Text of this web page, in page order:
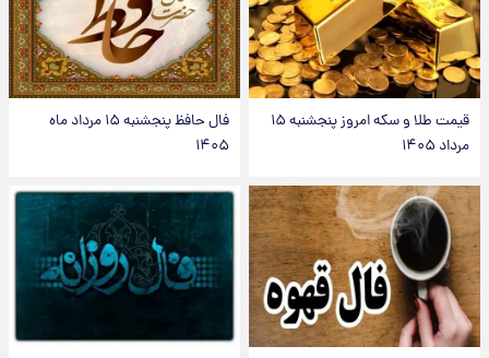
قیمت طلا و سکه امروز پنجشنبه ۱۵
مرداد ۱۴۰۵
فال حافظ پنجشنبه ۱۵ مرداد ماه
۱۴۰۵